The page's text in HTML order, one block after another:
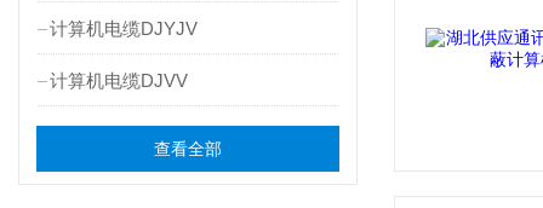
计算机电缆DJYJV
计算机电缆DJVV
查看全部